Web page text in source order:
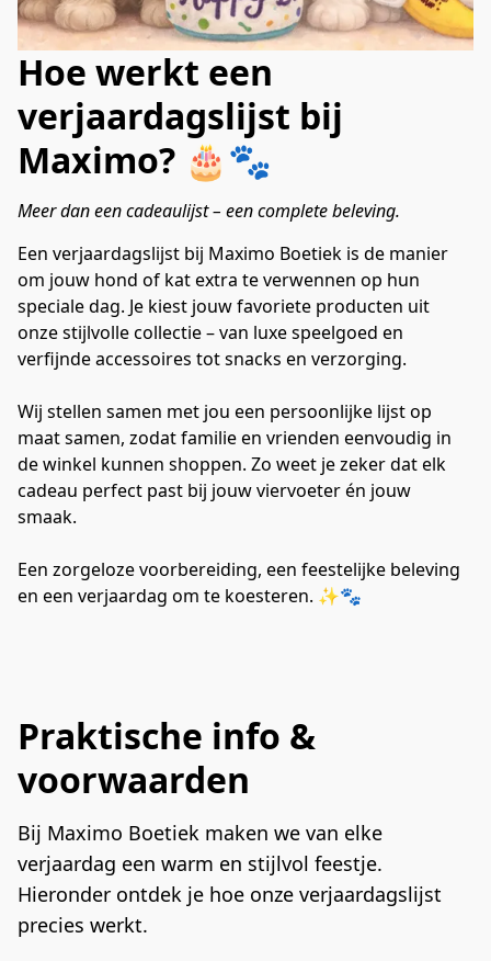
Hoe werkt een
verjaardagslijst bij
Maximo? 🎂🐾
Meer dan een cadeaulijst – een complete beleving.
Een verjaardagslijst bij Maximo Boetiek is de manier
om jouw hond of kat extra te verwennen op hun
speciale dag. Je kiest jouw favoriete producten uit
onze stijlvolle collectie – van luxe speelgoed en
verfijnde accessoires tot snacks en verzorging.
Wij stellen samen met jou een persoonlijke lijst op
maat samen, zodat familie en vrienden eenvoudig in
de winkel kunnen shoppen. Zo weet je zeker dat elk
cadeau perfect past bij jouw viervoeter én jouw
smaak.
Een zorgeloze voorbereiding, een feestelijke beleving
en een verjaardag om te koesteren. ✨🐾
Praktische info &
voorwaarden
Bij Maximo Boetiek maken we van elke
verjaardag een warm en stijlvol feestje.
Hieronder ontdek je hoe onze verjaardagslijst
precies werkt.